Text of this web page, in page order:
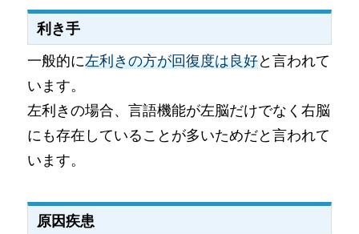
利き手
一般的に左利きの方が回復度は良好と言われて
います。
左利きの場合、言語機能が左脳だけでなく右脳
にも存在していることが多いためだと言われて
います。
原因疾患